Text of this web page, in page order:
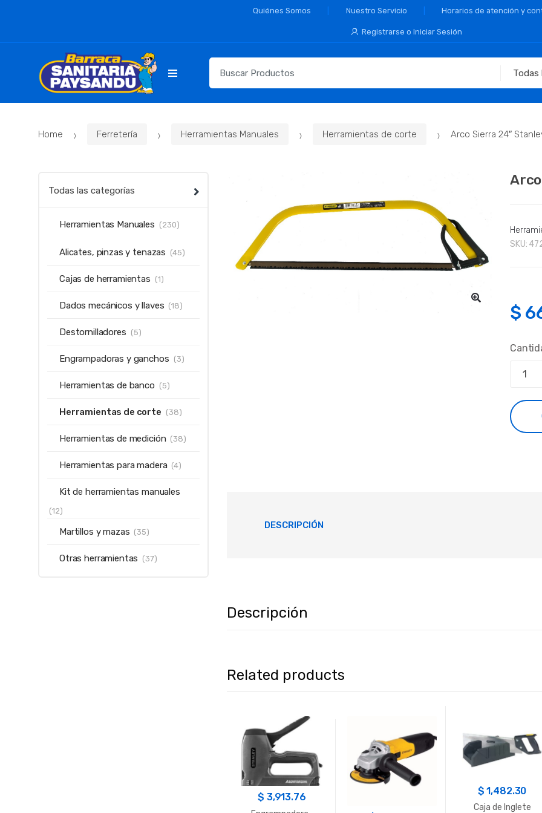
Quiénes Somos Nuestro Servicio Horarios de atención y
Registrarse o Iniciar Sesión
para:
Home Ferretería Herramientas Manuales Herramientas de corte Arco Sierra 24″
SKU:
$
DESCRIPCIÓN
Descripción
Related products
$ 3,913.76
$1,482.30
Caja de Inglete
Todas las categorías
Herramientas Manuales (230)
Alicates, pinzas y tenazas (45)
Cajas de herramientas (1)
Dados mecánicos y llaves (18)
Destornilladores (5)
Engrampadoras y ganchos (3)
Herramientas de banco (5)
Herramientas de corte (38)
Herramientas de medición (38)
Herramientas para madera (4)
Kit de herramientas manuales
(12)
Martillos y mazas (35)
Otras herramientas (37)